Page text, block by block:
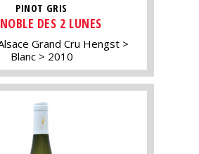
PINOT GRIS
DES 2 LUNES
Grand Cru Hengst
Blanc
2010